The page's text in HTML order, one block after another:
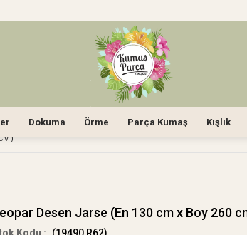
Dokuma Örme Parça Kumaş Kışlık
Desen Jarse (En 130 cm x Boy 260